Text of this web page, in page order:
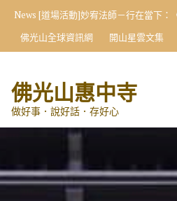
content
News [道場活動]妙宥法師－行在當下：
佛光山全球資訊網
開山星雲文集
佛光山惠中寺
做好事．說好話．存好心